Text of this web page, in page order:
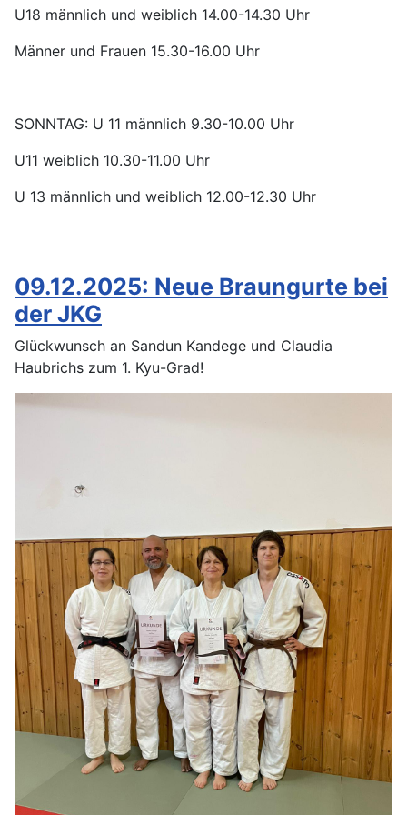
U18 männlich und weiblich 14.00-14.30 Uhr
Männer und Frauen 15.30-16.00 Uhr
SONNTAG: U 11 männlich 9.30-10.00 Uhr
U11 weiblich 10.30-11.00 Uhr
U 13 männlich und weiblich 12.00-12.30 Uhr
09.12.2025: Neue Braungurte bei
der JKG
Glückwunsch an Sandun Kandege und Claudia
Haubrichs zum 1. Kyu-Grad!